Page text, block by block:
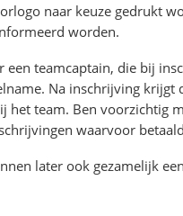
naar keuze gedrukt
worden.
een teamcaptain, die bij
Na inschrijving
het team. Ben voorzichtig
waarvoor
later ook gezamelijk